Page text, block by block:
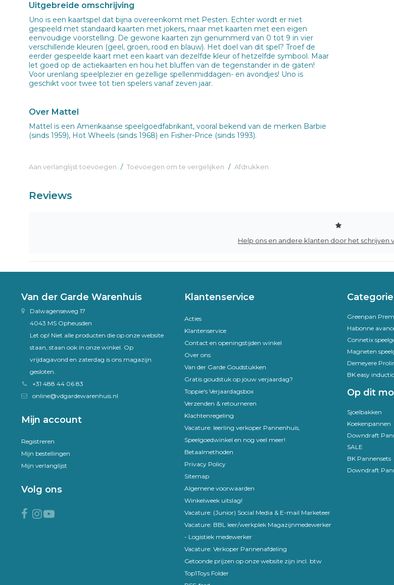
Uitgebreide omschrijving
Uno is een kaartspel dat bijna overeenkomt met Pesten. Echter wordt er niet
gespeeld met standaard kaarten met jokers, maar met kaarten met een eigen
eenvoudige voorstelling. De gewone kaarten zijn genummerd van 0 tot 9 in vier
verschillende kleuren (geel, groen, rood en blauw). Het doel van dit spel? Troef de
eerder gespeelde kaart met een kaart van dezelfde kleur of hetzelfde symbool. Maar
let goed op de actiekaarten en hou het bluffen van de tegenstander in de gaten!
Voor urenlang speelplezier en gezellige spellenmiddagen- en avondjes! Uno is
geschikt voor twee tot tien spelers vanaf zeven jaar.
Over Mattel
Mattel is een Amerikaanse speelgoedfabrikant, vooral bekend van de merken Barbie
(sinds 1959), Hot Wheels (sinds 1968) en Fisher-Price (sinds 1993).
Aan verlanglijst toevoegen / Toevoegen om te vergelijken / Afdrukken
Reviews
Help ons en andere klanten door het schrijven
Van der Garde Warenhuis
Dalwagenseweg 17
4043 MS Opheusden
Let op! Niet alle producten die op onze website
staan, staan ook in onze winkel. Op
vrijdagavond en zaterdag is ons magazijn
gesloten.
+31 488 44 06 83
online@vdgardewarenhuis.nl
Mijn account
Registreren
Mijn bestellingen
Mijn verlanglijst
Volg ons
Klantenservice
Acties
Klantenservice
Contact en openingstijden winkel
Over ons
Van der Garde Goudstukken
Gratis goudstuk op jouw verjaardag?
Toppie's Verjaardagsbox
Verzenden & retourneren
Klachtenregeling
Vacature: leerling verkoper Pannenhuis,
Speelgoedwinkel en nog veel meer!
Betaalmethoden
Privacy Policy
Sitemap
Algemene voorwaarden
Winkelweek uitslag!
Vacature: (Junior) Social Media & E-mail Marketeer
Vacature: BBL leer/werkplek Magazijnmedewerker
- Logistiek medewerker
Vacature: Verkoper Pannenafdeling
Getoonde prijzen op onze website zijn incl. btw
Top1Toys Folder
Greenpan
Habonne
Connetix
Magneten
Demeyere
BK easy
Op dit
Sjoelbakken
Koekenpannen
Downdraft
SALE
BK Pannensets
Downdraft